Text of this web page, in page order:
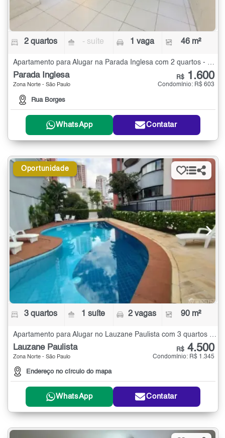
2 quartos - suíte 1 vaga 46 m²
Apartamento para Alugar na Parada Inglesa com 2 quartos - 46 m²
Parada Inglesa
Zona Norte - São Paulo
Rua Borges
R$ 1.600
Condomínio: R$ 603
WhatsApp Contatar
Oportunidade
3 quartos 1 suíte 2 vagas 90 m²
Lauzane Paulista
Zona Norte - São Paulo
Endereço no círculo do mapa
R$ 4.500
Condomínio: R$ 1.345
WhatsApp Contatar